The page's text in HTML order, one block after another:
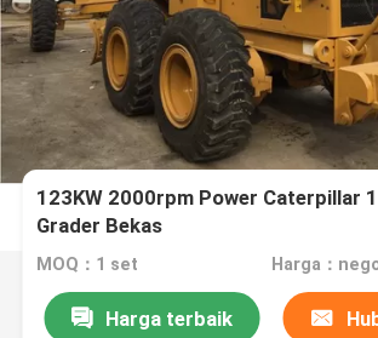
123KW 2000rpm Power Caterpillar
Grader Bekas
MOQ：1 set Harga：
Harga terbaik